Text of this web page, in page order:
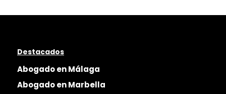
Destacados
Abogado en Málaga
Abogado en Marbella